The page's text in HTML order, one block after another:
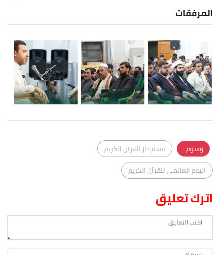
المرفقات
وسوم :
قسم دار القرآن الكريم
اليوم العالمي للقرآن الكريم
اترك تعليق